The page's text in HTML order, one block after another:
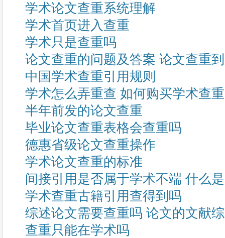
学术论文查重系统理解
学术首页进入查重
学术只是查重吗
论文查重的问题及答案 论文查重
中国学术查重引用规则
学术怎么弄重查 如何购买学术查
半年前发的论文查重
毕业论文查重表格会查重吗
德惠省级论文查重操作
学术论文查重的标准
间接引用是否属于学术不端 什么
学术查重古籍引用查得到吗
综述论文需要查重吗 论文的文献
查重只能在学术吗